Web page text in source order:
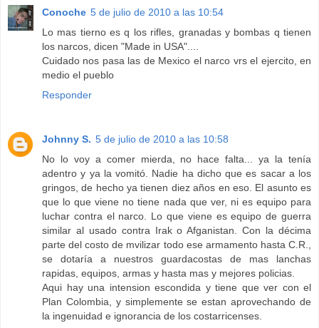
Conoche 5 de julio de 2010 a las 10:54
Lo mas tierno es q los rifles, granadas y bombas q tienen
los narcos, dicen "Made in USA"....
Cuidado nos pasa las de Mexico el narco vrs el ejercito, en
medio el pueblo
Responder
Johnny S. 5 de julio de 2010 a las 10:58
No lo voy a comer mierda, no hace falta... ya la tenía
adentro y ya la vomitó. Nadie ha dicho que es sacar a los
gringos, de hecho ya tienen diez años en eso. El asunto es
que lo que viene no tiene nada que ver, ni es equipo para
luchar contra el narco. Lo que viene es equipo de guerra
similar al usado contra Irak o Afganistan. Con la décima
parte del costo de mvilizar todo ese armamento hasta C.R.,
se dotaría a nuestros guardacostas de mas lanchas
rapidas, equipos, armas y hasta mas y mejores policias.
Aqui hay una intension escondida y tiene que ver con el
Plan Colombia, y simplemente se estan aprovechando de
la ingenuidad e ignorancia de los costarricenses.